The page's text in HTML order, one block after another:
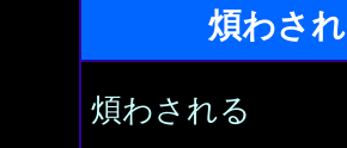
煩わさ
煩わされる